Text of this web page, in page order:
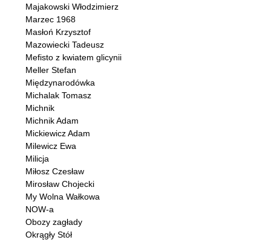
Majakowski Włodzimierz
Marzec 1968
Masłoń Krzysztof
Mazowiecki Tadeusz
Mefisto z kwiatem glicynii
Meller Stefan
Międzynarodówka
Michalak Tomasz
Michnik
Michnik Adam
Mickiewicz Adam
Milewicz Ewa
Milicja
Miłosz Czesław
Mirosław Chojecki
My Wolna Wałkowa
NOW-a
Obozy zagłady
Okrągły Stół